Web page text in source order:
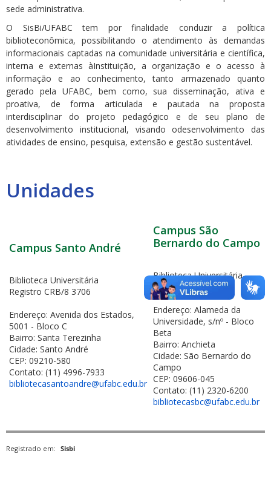
sede administrativa.
O SisBi/UFABC tem por finalidade conduzir a política
biblioteconômica, possibilitando o atendimento às demandas
informacionais captadas na comunidade universitária e científica,
interna e externas àInstituição, a organização e o acesso à
informação e ao conhecimento, tanto armazenado quanto
gerado pela UFABC, bem como, sua disseminação, ativa e
proativa, de forma articulada e pautada na proposta
interdisciplinar do projeto pedagógico e de seu plano de
desenvolvimento institucional, visando odesenvolvimento das
atividades de ensino, pesquisa, extensão e gestão sustentável.
Unidades
Campus Santo André
Biblioteca Universitária
Registro CRB/8 3706
Endereço: Avenida dos Estados,
5001 - Bloco C
Bairro: Santa Terezinha
Cidade: Santo André
CEP: 09210-580
Contato: (11) 4996-7933
bibliotecasantoandre@ufabc.edu.br
Campus São
Bernardo do Campo
Biblioteca Universitária
Registro CRB/8 4412
Endereço: Alameda da
Universidade, s/nº - Bloco
Beta
Bairro: Anchieta
Cidade: São Bernardo do
Campo
CEP: 09606-045
Contato: (11) 2320-6200
bibliotecasbc@ufabc.edu.br
Registrado em: Sisbi